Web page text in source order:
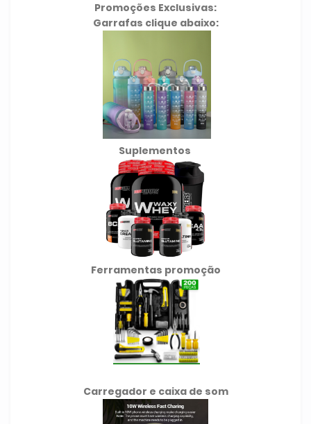
Promoções Exclusivas:
Garrafas clique abaixo:
Suplementos
Ferramentas promoção
Carregador e caixa de som